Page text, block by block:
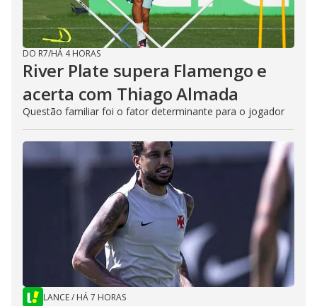
DO R7/HÁ 4 HORAS
River Plate supera Flamengo e
acerta com Thiago Almada
Questão familiar foi o fator determinante para o jogador
LANCE/ HÁ 7 HORAS